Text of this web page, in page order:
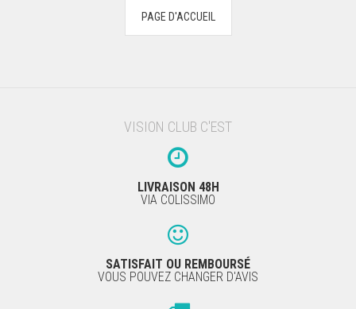
VISION CLUB C'EST
LIVRAISON 48H
VIA COLISSIMO
SATISFAIT OU REMBOURSÉ
VOUS POUVEZ CHANGER D'AVIS